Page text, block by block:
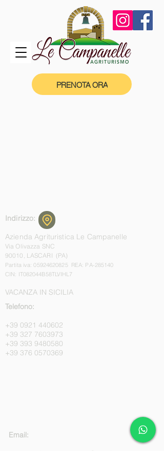
PRENOTA ORA
Indirizzo:
Azienda Agrituristica Le Campanelle
Via Olivazza SNC
90010, LASCARI (PA)
Partita iva:05924620825REA: PA-285140
CIN: IT082044B58TLVIHL7
VACANZA IN SICILIA
Telefono:
+39 0921 440602
+39 327 7603973
+39 393 9480580
+39 376 0570369
Email: